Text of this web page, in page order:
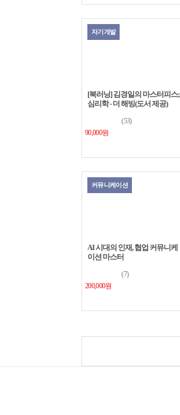
자기개발
[북러닝] 김경일의 마스터피스;
심리학 - 더 해빙(도서 제공)
(53)
90,000원
커뮤니케이션
AI 시대의 인재, 협업 커뮤니케
이션 마스터
(7)
200,000원